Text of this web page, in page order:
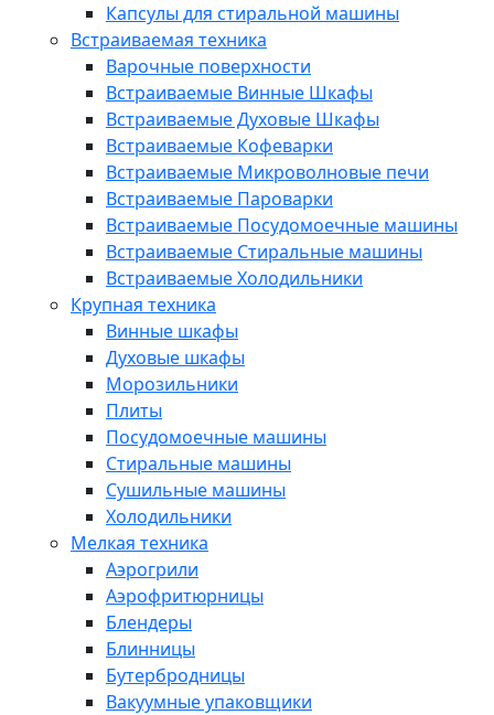
Капсулы для стиральной машины
Встраиваемая техника
Варочные поверхности
Встраиваемые Винные Шкафы
Встраиваемые Духовые Шкафы
Встраиваемые Кофеварки
Встраиваемые Микроволновые печи
Встраиваемые Пароварки
Встраиваемые Посудомоечные машины
Встраиваемые Стиральные машины
Встраиваемые Холодильники
Крупная техника
Винные шкафы
Духовые шкафы
Морозильники
Плиты
Посудомоечные машины
Стиральные машины
Сушильные машины
Холодильники
Мелкая техника
Аэрогрили
Аэрофритюрницы
Блендеры
Блинницы
Бутербродницы
Вакуумные упаковщики